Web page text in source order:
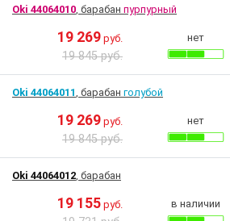
Oki 44064010, барабан пурпурный
19 269 руб.
19 845 руб.
нет
Oki 44064011, барабан голубой
19 269 руб.
19 845 руб.
нет
Oki 44064012, барабан
19 155 руб. в наличии